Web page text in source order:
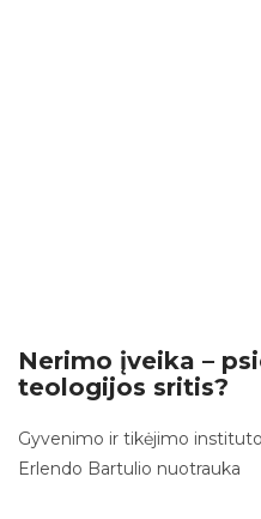
Nerimo įveika –
teologijos sritis?
Gyvenimo ir tikėjimo
Erlendo Bartulio nuotrauka